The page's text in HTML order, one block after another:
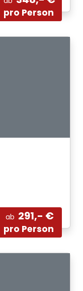
pro Person
ab 291,- €
pro Person